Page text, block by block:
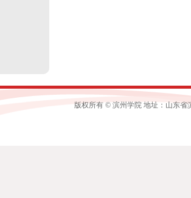
版权所有 © 滨州学院 地址：山东省